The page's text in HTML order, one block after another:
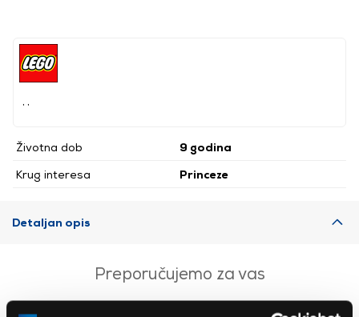
Životna dob
9 godina
Krug interesa
Princeze
Detaljan opis
Preporučujemo za vas